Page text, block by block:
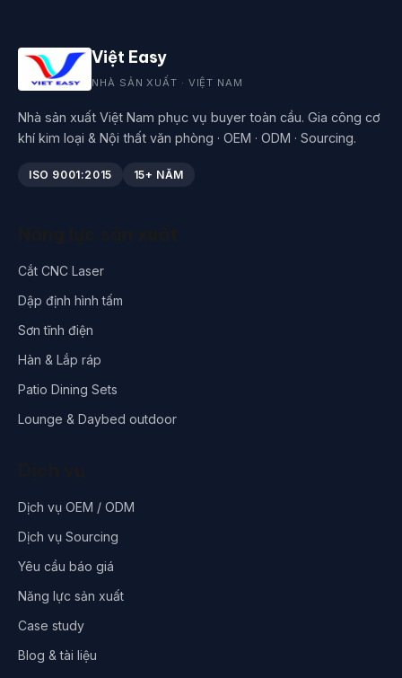
Việt Easy
NHÀ SẢN XUẤT · VIỆT NAM
Nhà sản xuất Việt Nam phục vụ buyer toàn cầu. Gia công cơ
khí kim loại & Nội thất văn phòng · OEM · ODM · Sourcing.
ISO 9001:2015 15+ NĂM
Cắt CNC Laser
Dập định hình tấm
Sơn tĩnh điện
Hàn & Lắp ráp
Patio Dining Sets
Lounge & Daybed outdoor
Dịch vụ OEM / ODM
Dịch vụ Sourcing
Yêu cầu báo giá
Năng lực sản xuất
Case study
Blog & tài liệu